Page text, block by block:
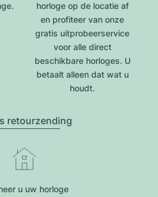
horloge op de locatie af
en profiteer van onze
gratis uitprobeerservice
voor alle direct
beschikbare horloges. U
betaalt alleen dat wat u
houdt.
retourzending
u uw horloge